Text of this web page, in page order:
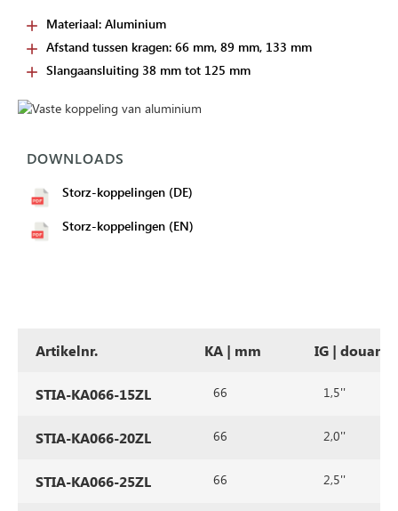
Materiaal: Aluminium
Afstand tussen kragen: 66 mm, 89 mm, 133 mm
Slangaansluiting 38 mm tot 125 mm
DOWNLOADS
Storz-koppelingen (DE)
Storz-koppelingen (EN)
Artikelnr. KA | mm IG | douane
STIA-KA066-15ZL 66 1,5''
STIA-KA066-20ZL 66 2,0''
STIA-KA066-25ZL 66 2,5''